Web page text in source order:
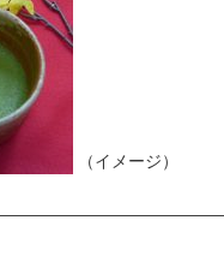
（イメージ）